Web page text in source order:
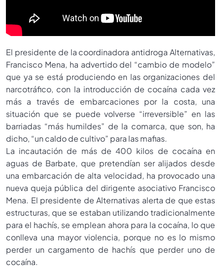
El presidente de la coordinadora antidroga Alternativas,
Francisco Mena, ha advertido del “cambio de modelo”
que ya se está produciendo en las organizaciones del
narcotráfico, con la introducción de cocaína cada vez
más a través de embarcaciones por la costa, una
situación que se puede volverse “irreversible” en las
barriadas “más humildes” de la comarca, que son, ha
dicho, “un caldo de cultivo” para las mafias.
La incautación de más de 400 kilos de cocaína en
aguas de Barbate, que pretendían ser alijados desde
una embarcación de alta velocidad, ha provocado una
nueva queja pública del dirigente asociativo Francisco
Mena. El presidente de Alternativas alerta de que estas
estructuras, que se estaban utilizando tradicionalmente
para el hachís, se emplean ahora para la cocaína, lo que
conlleva una mayor violencia, porque no es lo mismo
perder un cargamento de hachís que perder uno de
cocaína.